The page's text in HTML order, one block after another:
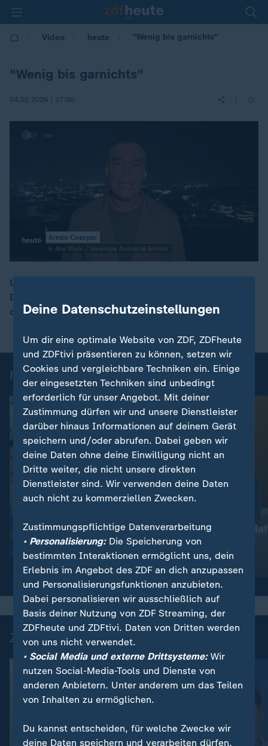
Video heute "Wenig bis garnichts"
"Wenig bis garnichts"
04.02.2026 | 17:00
00:16
Ukrainische und russische Vertreter verhandeln in Abu
Dhabi über ein mögliches Kriegsende. Armin Coerper
ordnet ein, was bisher bekannt ist.
heute-Nachrichten: Einzelbeiträge
Wetter:
So wird das Wetter
Lebenslange
Anschlag
Video
Zuletzt auf ZDFheute veröffentlicht
Deine Datenschutzeinstellungen
Um dir eine optimale Website von ZDF, ZDFheute
und ZDFtivi präsentieren zu können, setzen wir
Cookies und vergleichbare Techniken ein. Einige
der eingesetzten Techniken sind unbedingt
erforderlich für unser Angebot. Mit deiner
Zustimmung dürfen wir und unsere Dienstleister
darüber hinaus Informationen auf deinem Gerät
speichern und/oder abrufen. Dabei geben wir
deine Daten ohne deine Einwilligung nicht an
Dritte weiter, die nicht unsere direkten
Dienstleister sind. Wir verwenden deine Daten
auch nicht zu kommerziellen Zwecken.
Zustimmungspflichtige Datenverarbeitung
• Personalisierung:Die Speicherung von
bestimmten Interaktionen ermöglicht uns, dein
Erlebnis im Angebot des ZDF an dich anzupassen
und Personalisierungsfunktionen anzubieten.
Dabei personalisieren wir ausschließlich auf
Basis deiner Nutzung von ZDF Streaming, der
ZDFheute und ZDFtivi. Daten von Dritten werden
von uns nicht verwendet.
• Social Media und externe Drittsysteme:Wir
nutzen Social-Media-Tools und Dienste von
anderen Anbietern. Unter anderem um das Teilen
von Inhalten zu ermöglichen.
Du kannst entscheiden, für welche Zwecke wir
deine Daten speichern und verarbeiten dürfen.